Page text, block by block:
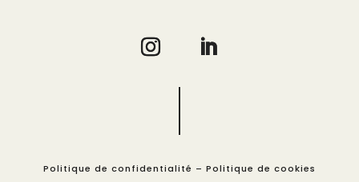
Politique de confidentialité – Politique de cookies